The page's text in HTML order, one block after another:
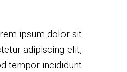
ipsum dolor sit
adipiscing elit,
tempor incididunt